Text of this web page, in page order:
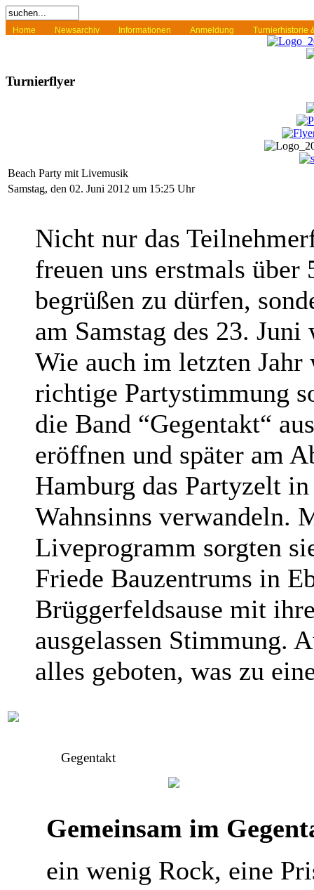
Home Newsarchiv Informationen Anmeldung Turnierhistorie
Turnierflyer
Beach Party mit Livemusik
Samstag, den 02. Juni 2012 um 15:25 Uhr
Nicht nur das
freuen uns erstmals
begrüßen zu dürfen,
am Samstag des 23.
Wie auch im letzten
richtige Partystimmung
die Band “Gegentakt“
eröffnen und später am
Hamburg das Partyzelt
Wahnsinns verwandeln.
Liveprogramm sorgten
Friede Bauzentrums in
Brüggerfeldsause mit
ausgelassen Stimmung.
alles geboten, was zu
Gegentakt
Gemeinsam im
ein wenig Rock, eine